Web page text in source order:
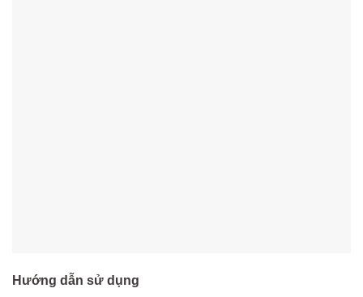
Hướng dẫn sử dụng